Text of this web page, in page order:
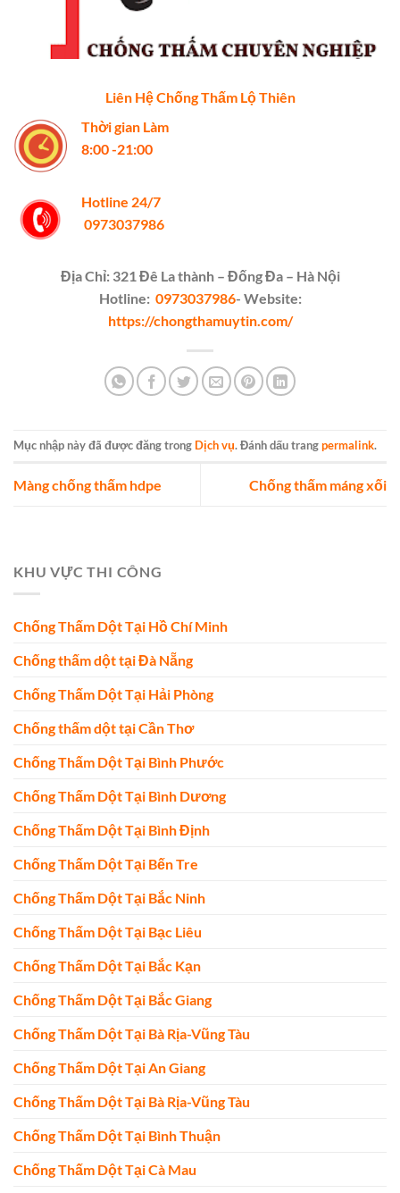
Liên Hệ Chống Thấm Lộ Thiên
Thời gian Làm
8:00 -21:00
Hotline 24/7
0973037986
Địa Chỉ: 321 Đê La thành – Đống Đa – Hà Nội
Hotline: 0973037986- Website:
https://chongthamuytin.com/
Mục nhập này đã được đăng trong Dịch vụ. Đánh dấu trangpermalink.
Màng chống thấm hdpe Chống thấm máng xối
KHU VỰC THI CÔNG
Chống Thấm Dột Tại Hồ Chí Minh
Chống thấm dột tại Đà Nẵng
Chống Thấm Dột Tại Hải Phòng
Chống thấm dột tại Cần Thơ
Chống Thấm Dột Tại Bình Phước
Chống Thấm Dột Tại Bình Dương
Chống Thấm Dột Tại Bình Định
Chống Thấm Dột Tại Bến Tre
Chống Thấm Dột Tại Bắc Ninh
Chống Thấm Dột Tại Bạc Liêu
Chống Thấm Dột Tại Bắc Kạn
Chống Thấm Dột Tại Bắc Giang
Chống Thấm Dột Tại Bà Rịa-Vũng Tàu
Chống Thấm Dột Tại An Giang
Chống Thấm Dột Tại Bà Rịa-Vũng Tàu
Chống Thấm Dột Tại Bình Thuận
Chống Thấm Dột Tại Cà Mau